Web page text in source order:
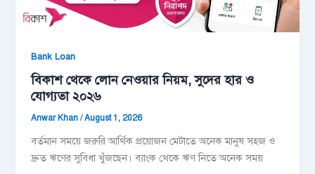
Bank Loan
বিকাশ থেকে লোন নেওয়ার নিয়ম, সুদের হার ও
যোগ্যতা ২০২৬
Anwar Khan/August 1, 2026
বর্তমান সময়ে জরুরি আর্থিক প্রয়োজন মেটাতে অনেক মানুষ সহজ ও
দ্রুত ঋণের সুবিধা খুঁজছেন। ব্যাংক থেকে ঋণ নিতে অনেক সময়